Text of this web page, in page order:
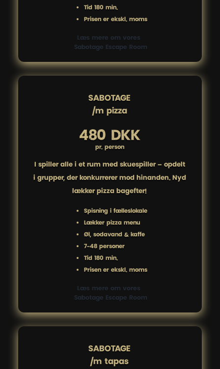
Tid 180 min.
Prisen er ekskl. moms
Læs mere om vores
Sabotage Escape Room
SABOTAGE
/m pizza
480 DKK
pr. person
I spiller alle i ét rum med skuespiller – opdelt
i grupper, der konkurrerer mod hinanden. Nyd
lækker pizza bagefter!
Spisning i fælleslokale
Lækker pizza menu
Øl, sodavand & kaffe
7-48 personer
Tid 180 min.
Prisen er ekskl. moms
Læs mere om vores
Sabotage Escape Room
SABOTAGE
/m tapas